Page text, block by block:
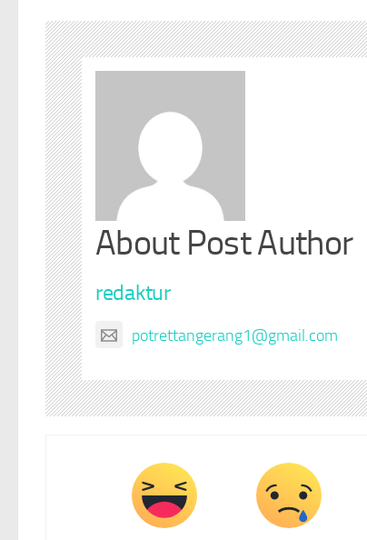
About Post Author
redaktur
potrettangerang1@gmail.com